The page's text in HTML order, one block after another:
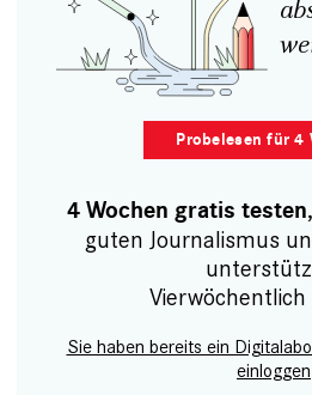
Probelesen für 4
4 Wochen gratis testen
guten Journalismus
Vierwöchentlich
Sie haben bereits ein
einloggen